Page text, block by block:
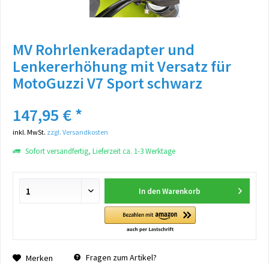
MV Rohrlenkeradapter und
Lenkererhöhung mit Versatz für
MotoGuzzi V7 Sport schwarz
147,95 € *
inkl. MwSt. zzgl. Versandkosten
Sofort versandfertig, Lieferzeit ca. 1-3 Werktage
In den Warenkorb
Merken Fragen zum Artikel?